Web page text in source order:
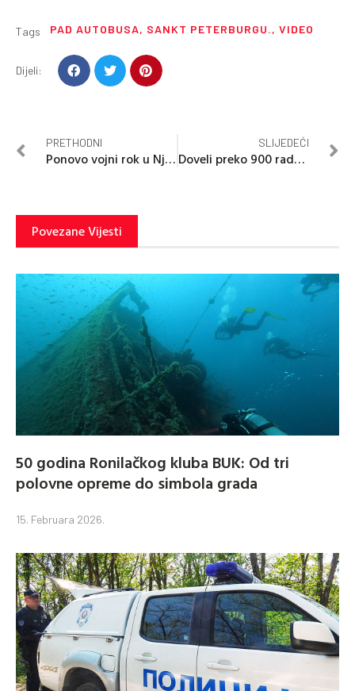
Tags PAD AUTOBUSA, SANKT PETERBURGU. , VIDEO
Dijeli:
PRETHODNI
Ponovo vojni rok u Njemačkoj – i gdje još u Evropi?
SLIJEDEĆI
Doveli preko 900 radnika koji su radili za četiri evra po satu
Povezane Vijesti
50 godina Ronilačkog kluba BUK: Od tri
polovne opreme do simbola grada
15. Februara 2026.